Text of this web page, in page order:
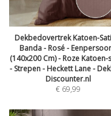
Dekbedovertrek Katoen-
Banda - Rosé -
(140x200 Cm) - Roze Katoen-
- Strepen - Heckett Lane -
Discounter.nl
€ 69,99